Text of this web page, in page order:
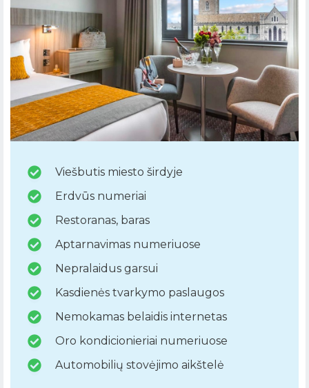
Viešbutis miesto širdyje
Erdvūs numeriai
Restoranas, baras
Aptarnavimas numeriuose
Nepralaidus garsui
Kasdienės tvarkymo paslaugos
Nemokamas belaidis internetas
Oro kondicionieriai numeriuose
Automobilių stovėjimo aikštelė